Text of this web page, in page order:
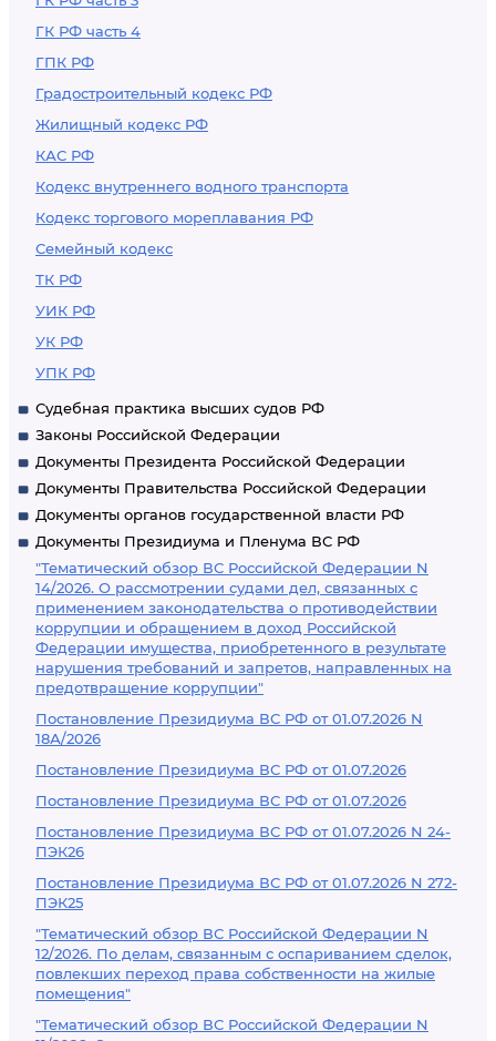
ГК РФ часть 4
ГПК РФ
Градостроительный кодекс РФ
Жилищный кодекс РФ
КАС РФ
Кодекс внутреннего водного транспорта
Кодекс торгового мореплавания РФ
Семейный кодекс
ТК РФ
УИК РФ
УК РФ
УПК РФ
Судебная практика высших судов РФ
Законы Российской Федерации
Документы Президента Российской Федерации
Документы Правительства Российской Федерации
Документы органов государственной власти РФ
Документы Президиума и Пленума ВС РФ
"Тематический обзор ВС Российской Федерации N
14/2026. О рассмотрении судами дел, связанных с
применением законодательства о противодействии
коррупции и обращением в доход Российской
Федерации имущества, приобретенного в результате
нарушения требований и запретов, направленных на
предотвращение коррупции"
Постановление Президиума ВС РФ от 01.07.2026 N
18А/2026
Постановление Президиума ВС РФ от 01.07.2026
Постановление Президиума ВС РФ от 01.07.2026
Постановление Президиума ВС РФ от 01.07.2026 N 24-
ПЭК26
Постановление Президиума ВС РФ от 01.07.2026 N 272-
ПЭК25
"Тематический обзор ВС Российской Федерации N
12/2026. По делам, связанным с оспариванием сделок,
повлекших переход права собственности на жилые
помещения"
"Тематический обзор ВС Российской Федерации N